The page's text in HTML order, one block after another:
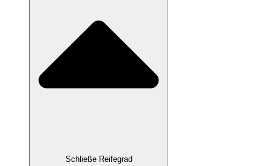
Schließe Reifegrad